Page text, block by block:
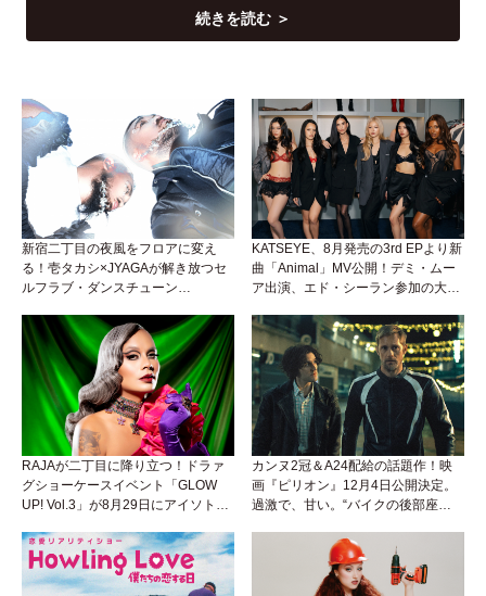
続きを読む ＞
新宿二丁目の夜風をフロアに変え
る！壱タカシ×JYAGAが解き放つセ
ルフラブ・ダンスチューン
KATSEYE、8月発売の3rd EPより新
曲「Animal」MV公開！デミ・ムー
ア出演、エド・シーラン参加の大胆
RAJAが二丁目に降り立つ！ドラァ
グショーケースイベント「GLOW
UP! Vol.3」が8月29日にアイソトー
カンヌ2冠＆A24配給の話題作！映
画『ピリオン』12月4日公開決定。
過激で、甘い。“バイクの後部座